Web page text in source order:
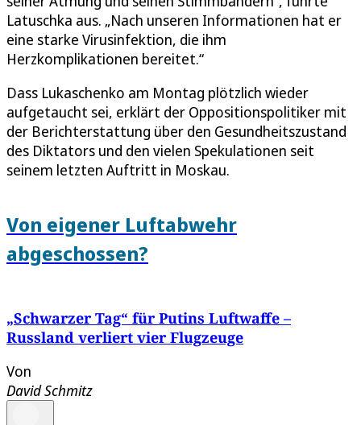
Latuschka aus. „Nach unseren Informationen hat er
eine starke Virusinfektion, die ihm
Herzkomplikationen bereitet.“
Dass Lukaschenko am Montag plötzlich wieder
aufgetaucht sei, erklärt der Oppositionspolitiker mit
der Berichterstattung über den Gesundheitszustand
des Diktators und den vielen Spekulationen seit
seinem letzten Auftritt in Moskau.
Von eigener Luftabwehr
abgeschossen?
„Schwarzer Tag“ für Putins Luftwaffe –
Russland verliert vier Flugzeuge
Von
David Schmitz